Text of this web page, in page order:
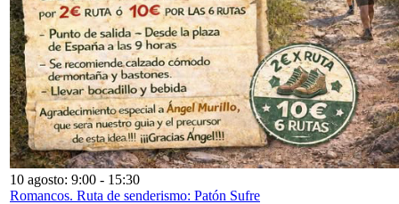
10 agosto: 9:00 - 15:30
Romancos. Ruta de senderismo: Patón Sufre